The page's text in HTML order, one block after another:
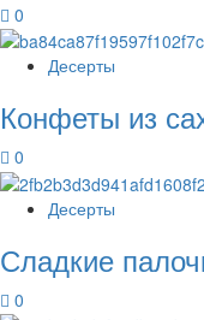
0
Десерты
Конфеты из
0
Десерты
Сладкие
0